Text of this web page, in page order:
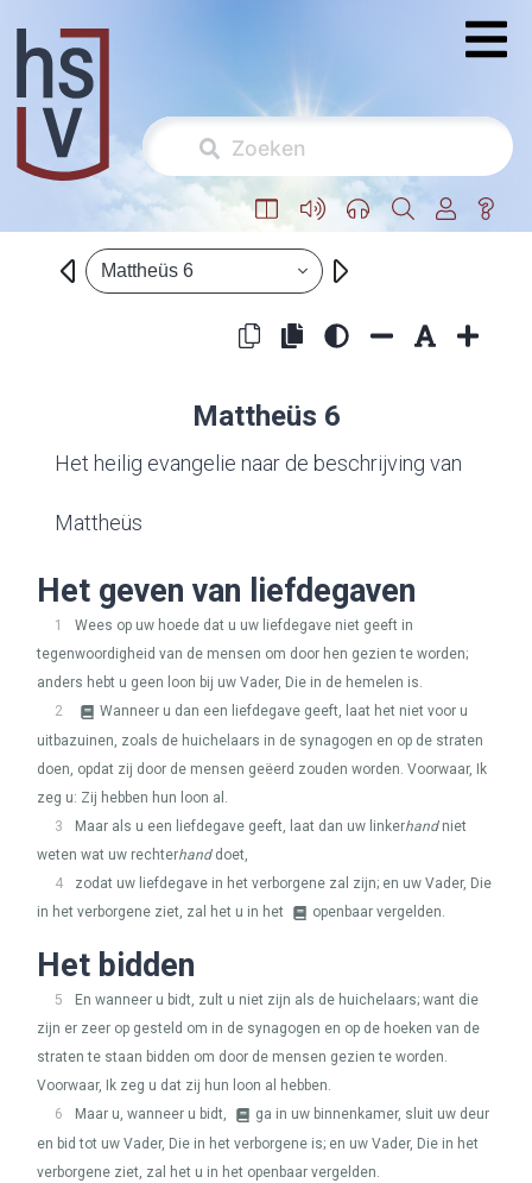
Mattheüs 6
Mattheüs 6
Het heilig evangelie naar de beschrijving van
Mattheüs
Het geven van liefdegaven
1
Wees op uw hoede dat u uw liefdegave niet geeft in
tegenwoordigheid van de mensen om door hen gezien te worden;
anders hebt u geen loon bij uw Vader, Die in de hemelen is.
2
Wanneer u dan een liefdegave geeft, laat het niet voor u
uitbazuinen, zoals de huichelaars in de synagogen en op de straten
doen, opdat zij door de mensen geëerd zouden worden. Voorwaar, Ik
zeg u: Zij hebben hun loon al.
3
Maar als u een liefdegave geeft, laat dan uw linkerhandniet
weten wat uw rechterhanddoet,
4
zodat uw liefdegave in het verborgene zal zijn; en uw Vader, Die
in het verborgene ziet, zal het u in het
openbaar vergelden.
Het bidden
5
En wanneer u bidt, zult u niet zijn als de huichelaars; want die
zijn er zeer op gesteld om in de synagogen en op de hoeken van de
straten te staan bidden om door de mensen gezien te worden.
Voorwaar, Ik zeg u dat zij hun loon al hebben.
6
Maar u, wanneer u bidt,
ga in uw binnenkamer, sluit uw deur
en bid tot uw Vader, Die in het verborgene is; en uw Vader, Die in het
verborgene ziet, zal het u in het openbaar vergelden.